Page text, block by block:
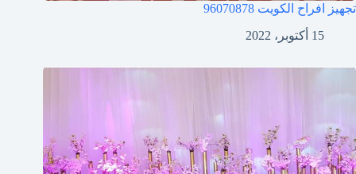
تجهيز افراح الكويت 96070878
15 أكتوبر، 2022